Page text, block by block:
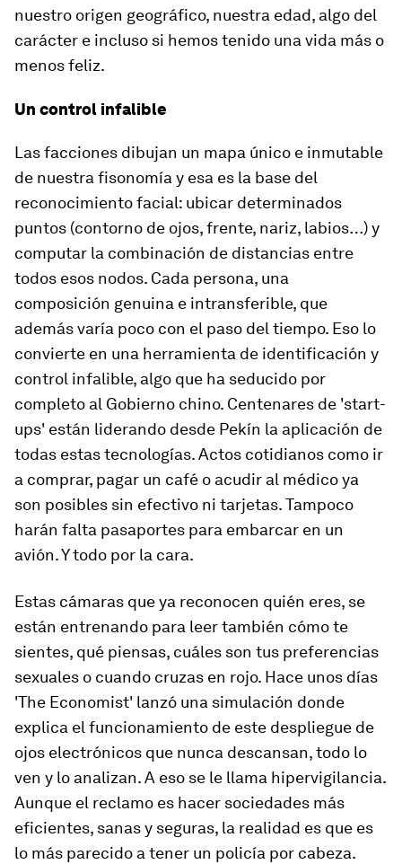
nuestro origen geográfico, nuestra edad, algo del
carácter e incluso si hemos tenido una vida más o
menos feliz.
Un control infalible
Las facciones dibujan un mapa único e inmutable
de nuestra fisonomía y esa es la base del
reconocimiento facial: ubicar determinados
puntos (contorno de ojos, frente, nariz, labios…) y
computar la combinación de distancias entre
todos esos nodos. Cada persona, una
composición genuina e intransferible, que
además varía poco con el paso del tiempo. Eso lo
convierte en una herramienta de identificación y
control infalible, algo que ha seducido por
completo al Gobierno chino. Centenares de 'start-
ups' están liderando desde Pekín la aplicación de
todas estas tecnologías. Actos cotidianos como ir
a comprar, pagar un café o acudir al médico ya
son posibles sin efectivo ni tarjetas. Tampoco
harán falta pasaportes para embarcar en un
avión. Y todo por la cara.
Estas cámaras que ya reconocen quién eres, se
están entrenando para leer también cómo te
sientes, qué piensas, cuáles son tus preferencias
sexuales o cuando cruzas en rojo. Hace unos días
'The Economist' lanzó una simulación donde
explica el funcionamiento de este despliegue de
ojos electrónicos que nunca descansan, todo lo
ven y lo analizan. A eso se le llama hipervigilancia.
Aunque el reclamo es hacer sociedades más
eficientes, sanas y seguras, la realidad es que es
lo más parecido a tener un policía por cabeza.